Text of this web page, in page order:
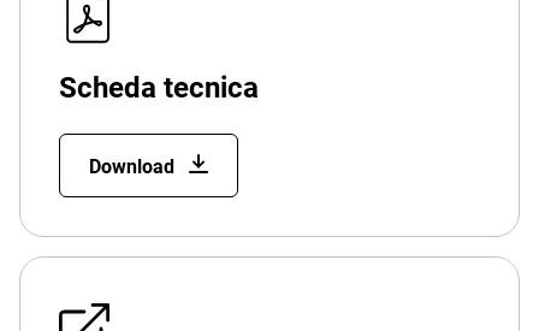
Scheda tecnica
Download